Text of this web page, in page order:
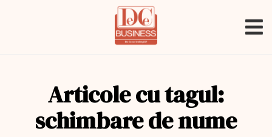
Articole cu tagul:
schimbare de nume